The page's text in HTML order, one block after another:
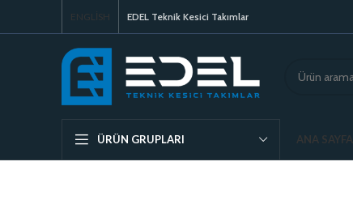
ENGLISH EDEL Teknik Kesici Takımlar
ÜRÜN GRUPLARI ANA SAYFA